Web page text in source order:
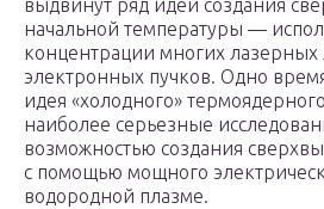
выдвинут ряд идей создания
начальной температуры —
концентрации многих лазерных
электронных пучков. Одно
идея «холодного»
наиболее серьезные
возможностью создания
с помощью мощного
водородной плазме.